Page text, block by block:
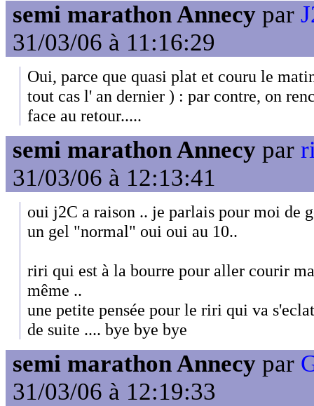
semi marathon Annecy par
31/03/06 à 11:16:29
Oui, parce que quasi plat et couru le
tout cas l' an dernier ) : par contre, on
face au retour.....
semi marathon Annecy par
31/03/06 à 12:13:41
oui j2C a raison .. je parlais pour moi de
un gel "normal" oui oui au 10..
riri qui est à la bourre pour aller courir
même ..
une petite pensée pour le riri qui va
de suite .... bye bye bye
semi marathon Annecy par
31/03/06 à 12:19:33